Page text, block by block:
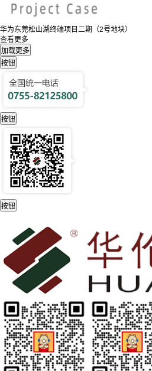
华为东莞松山湖终端项目二期（2号地块）
查看更多